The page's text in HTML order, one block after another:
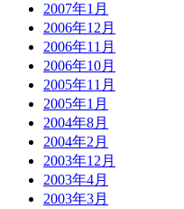
2007年1月
2006年12月
2006年11月
2006年10月
2005年11月
2005年1月
2004年8月
2004年2月
2003年12月
2003年4月
2003年3月